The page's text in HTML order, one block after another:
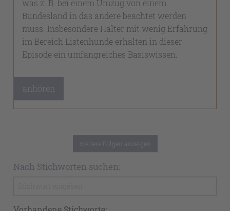
was z. B. bei einem Umzug von einem
Bundesland in das andere beachtet werden
muss. Insbesondere Halter mit wenig Erfahrung
im Bereich Listenhunde erhalten in dieser
Episode ein umfangreiches Basiswissen.
anhören
weitere Folgen anzeigen
Nach Stichworten suchen: